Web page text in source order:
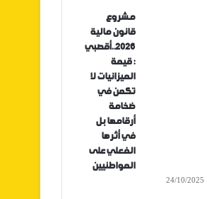
مشروع
قانون مالية
2026..أقصبي
: قيمة
الميزانيات لا
تكمن في
ضخامة
أرقامها بل
في أثرها
الفعلي على
المواطنيين
24/10/2025